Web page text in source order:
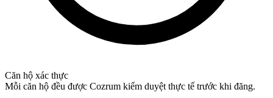
Căn hộ xác thực
Mỗi căn hộ đều được Cozrum kiểm duyệt thực tế trước khi đăng.